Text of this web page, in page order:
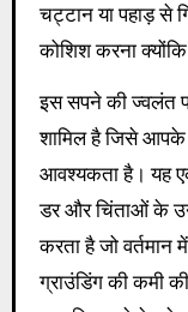
चट्टान या पहाड़ से
कोशिश करना
इस सपने की ज्वलंत
शामिल है जिसे आपके
आवश्यकता है। यह
डर और चिंताओं के
करता है जो वर्तमान
ग्राउंडिंग की कमी